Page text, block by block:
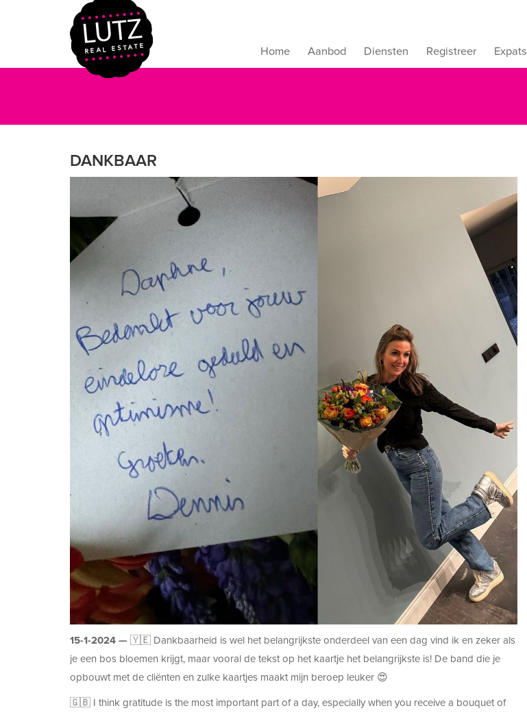
Home Aanbod Diensten Registreer Expats
DANKBAAR
15-1-2024 — 🇾🇪 Dankbaarheid is wel het belangrijkste onderdeel van een dag vind ik en zeker als
je een bos bloemen krijgt, maar vooral de tekst op het kaartje het belangrijkste is! De band die je
opbouwt met de cliënten en zulke kaartjes maakt mijn beroep leuker 😍
🇬🇧 I think gratitude is the most important part of a day, especially when you receive a bouquet of